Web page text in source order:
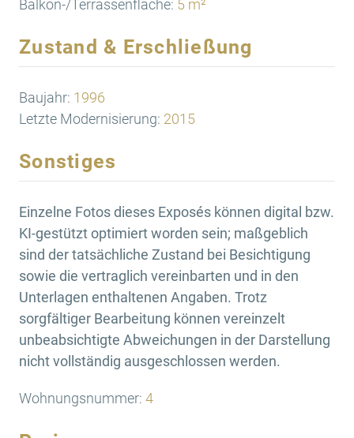
Balkon-/Terrassenfläche: 5 m²
Zustand & Erschließung
Baujahr: 1996
Letzte Modernisierung: 2015
Sonstiges
Einzelne Fotos dieses Exposés können digital bzw.
KI-gestützt optimiert worden sein; maßgeblich
sind der tatsächliche Zustand bei Besichtigung
sowie die vertraglich vereinbarten und in den
Unterlagen enthaltenen Angaben. Trotz
sorgfältiger Bearbeitung können vereinzelt
unbeabsichtigte Abweichungen in der Darstellung
nicht vollständig ausgeschlossen werden.
Wohnungsnummer: 4